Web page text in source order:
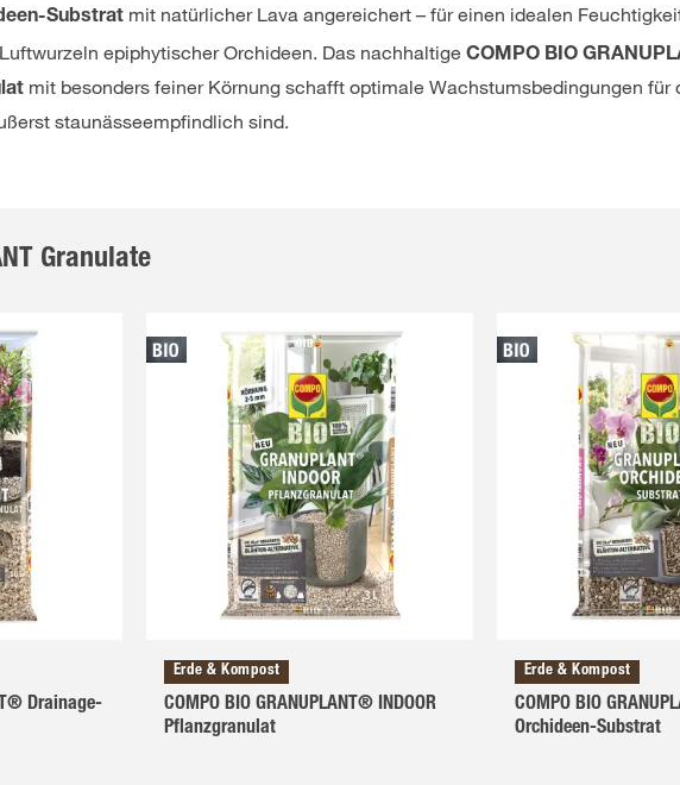
Substrat mit natürlicher Lava angereichert – für einen idealen
epiphytischer Orchideen. Das nachhaltige COMPO BIO
mit besonders feiner Körnung schafft optimale Wachstumsbedingungen für
staunässeempfindlich sind.
Granulate
Drainage-
Erde & Kompost
COMPO BIO GRANUPLANT® INDOOR
Pflanzgranulat
Erde & Kompost
COMPO BIO
Orchideen-Substrat